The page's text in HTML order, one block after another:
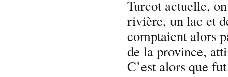
Turcot actuelle,
rivière, un lac et
comptaient alors
de la province,
C’est alors que